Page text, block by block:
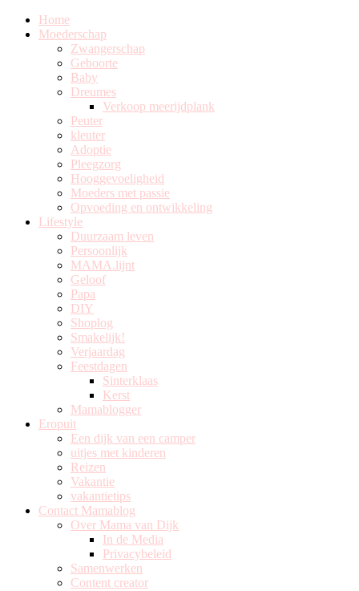
Home
Moederschap
Zwangerschap
Geboorte
Baby
Dreumes
Verkoop meerijdplank
Peuter
kleuter
Adoptie
Pleegzorg
Hooggevoeligheid
Moeders met passie
Opvoeding en ontwikkeling
Lifestyle
Duurzaam leven
Persoonlijk
MAMA.lijnt
Geloof
Papa
DIY
Shoplog
Smakelijk!
Verjaardag
Feestdagen
Sinterklaas
Kerst
Mamablogger
Eropuit
Een dijk van een camper
uitjes met kinderen
Reizen
Vakantie
vakantietips
Contact Mamablog
Over Mama van Dijk
In de Media
Privacybeleid
Samenwerken
Content creator